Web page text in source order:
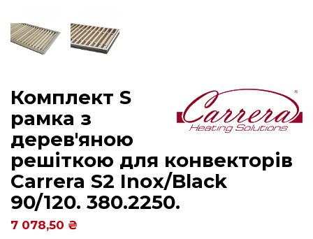
Комплект S
рамка з
дерев'яною
решіткою для конвекторів
Carrera S2 Inox/Black
90/120. 380.2250.
7 078,50 ₴